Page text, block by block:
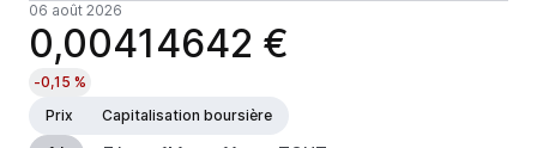
06 août 2026
0,00414642 €
-0,15 %
Prix
Capitalisation boursière